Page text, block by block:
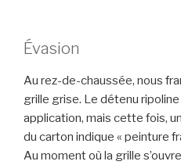
Évasion
Au rez-de-chaussée, nous
grille grise. Le détenu
application, mais cette fois,
du carton indique « peinture
Au moment où la grille